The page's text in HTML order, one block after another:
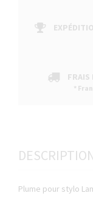
FRAIS
*
Plume pour stylo